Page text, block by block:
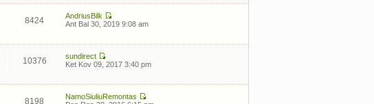
8424
AndriusBilk
Ant Bal 30, 2019 9:08 am
10376
sundirect
Ket Kov 09, 2017 3:40 pm
8198
NamoSiuliuRemontas